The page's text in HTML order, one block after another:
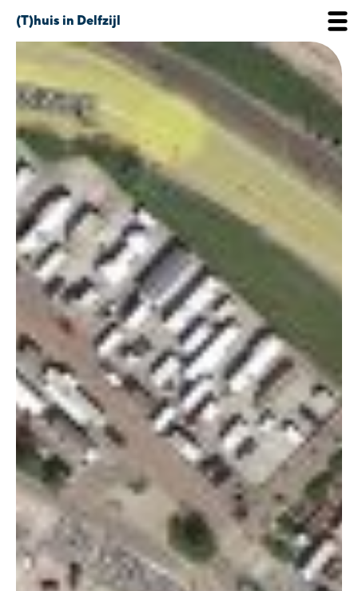
(T)huis in Delfzijl